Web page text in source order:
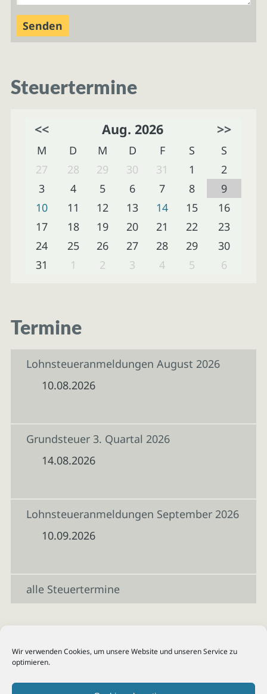
Wir verwenden Cookies, um unsere Website und unseren Service zu
optimieren.
Steuertermine
<< Aug. 2026 >>
M D M D F S
S
27
28 29 30 31 1
2
3
4 5 6 7 8
9
10
11 12 13 14 15
16
17
18 19 20 21 22
23
24
25 26 27 28 29
30
31
1 2 3 4 5 6
Termine
Lohnsteueranmeldungen August 2026
10.08.2026
Grundsteuer 3. Quartal 2026
14.08.2026
Lohnsteueranmeldungen September 2026
10.09.2026
alle Steuertermine